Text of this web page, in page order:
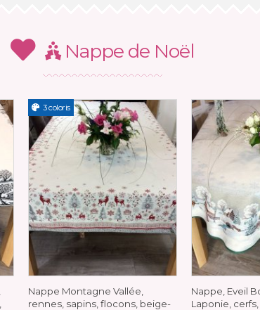
Nappe de Noël
3 coloris
Nappe Montagne Vallée,
rennes, sapins, flocons, beige-
Nappe, Eveil
Laponie,